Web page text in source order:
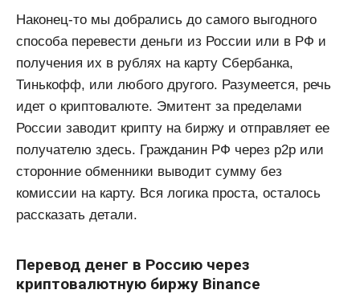
Наконец-то мы добрались до самого выгодного
способа перевести деньги из России или в РФ и
получения их в рублях на карту Сбербанка,
Тинькофф, или любого другого. Разумеется, речь
идет о криптовалюте. Эмитент за пределами
России заводит крипту на биржу и отправляет ее
получателю здесь. Гражданин РФ через p2p или
сторонние обменники выводит сумму без
комиссии на карту. Вся логика проста, осталось
рассказать детали.
Перевод денег в Россию через
криптовалютную биржу Binance